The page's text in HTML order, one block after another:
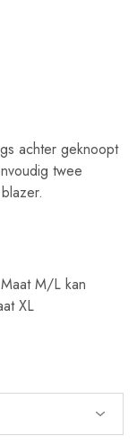
achter geknoopt
twee
M/L kan
XL